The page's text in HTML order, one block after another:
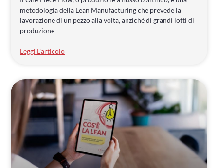
metodologia della Lean Manufacturing che prevede la
lavorazione di un pezzo alla volta, anziché di grandi lotti di
produzione
Leggi L'articolo